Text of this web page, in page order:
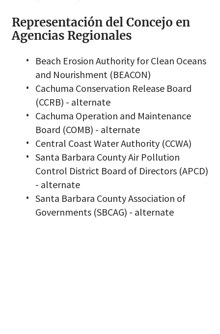
Representación del Concejo en
Agencias Regionales
Beach Erosion Authority for Clean Oceans
and Nourishment (BEACON)
Cachuma Conservation Release Board
(CCRB) - alternate
Cachuma Operation and Maintenance
Board (COMB) - alternate
Central Coast Water Authority (CCWA)
Santa Barbara County Air Pollution
Control District Board of Directors (APCD)
- alternate
Santa Barbara County Association of
Governments (SBCAG) - alternate